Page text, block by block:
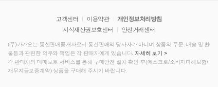
고객센터 이용약관
개인정보처리방침
지식재산권보호센터
안전거래센터
(주)카카오는 통신판매중개자로서 통신판매의 당사자가 아니며 상품의 주문, 배송 및 환
불등과 관련한 의무와 책임은 각 판매자에게 있습니다. 자세히 보기 >
각 판매처의 매매보호 서비스를 통해 구매안전 절차 확인 후(에스크로/소비자피해보험/
재무지금보증계약) 상품을 구매해 주시기 바랍니다.